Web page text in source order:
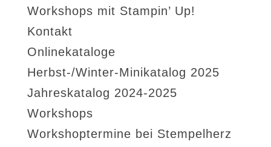
Workshops mit Stampin’ Up!
Kontakt
Onlinekataloge
Herbst-/Winter-Minikatalog 2025
Jahreskatalog 2024-2025
Workshops
Workshoptermine bei Stempelherz